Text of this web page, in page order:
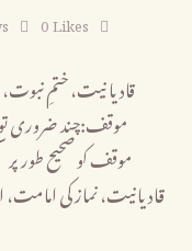
0Likes
موقف:چند ضروری
موقف کو صحیح طور
قادیانیت، نماز کی